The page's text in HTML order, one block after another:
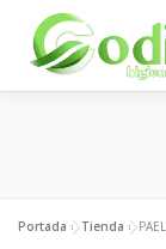
contenido
ÁREA
Portada »Tienda »